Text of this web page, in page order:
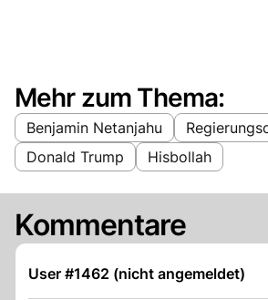
Mehr zum Thema:
Benjamin Netanjahu
Donald Trump
Hisbollah
Kommentare
User #1462 (nicht angemeldet)